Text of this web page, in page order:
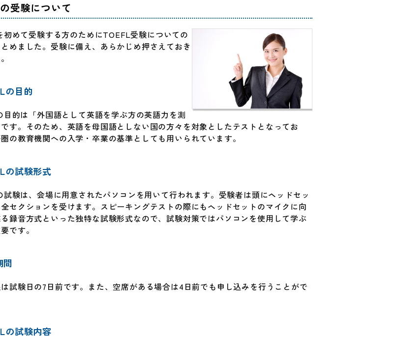
受験について
初めて受験する方のためにTOEFL受験についての
めました。受験に備え、あらかじめ押さえておき
の目的
目的は「外国語として英語を学ぶ方の英語力を測
す。そのため、英語を母国語としない国の方々を対象としたテストとなってお
の教育機関への入学・卒業の基準としても用いられています。
の試験形式
試験は、会場に用意されたパソコンを用いて行われます。受験者は頭にヘッドセッ
全セクションを受けます。スピーキングテストの際にもヘッドセットのマイクに向
録音方式といった独特な試験形式なので、試験対策ではパソコンを使用して学ぶ
です。
間
試験日の7日前です。また、空席がある場合は4日前でも申し込みを行うことがで
の試験内容